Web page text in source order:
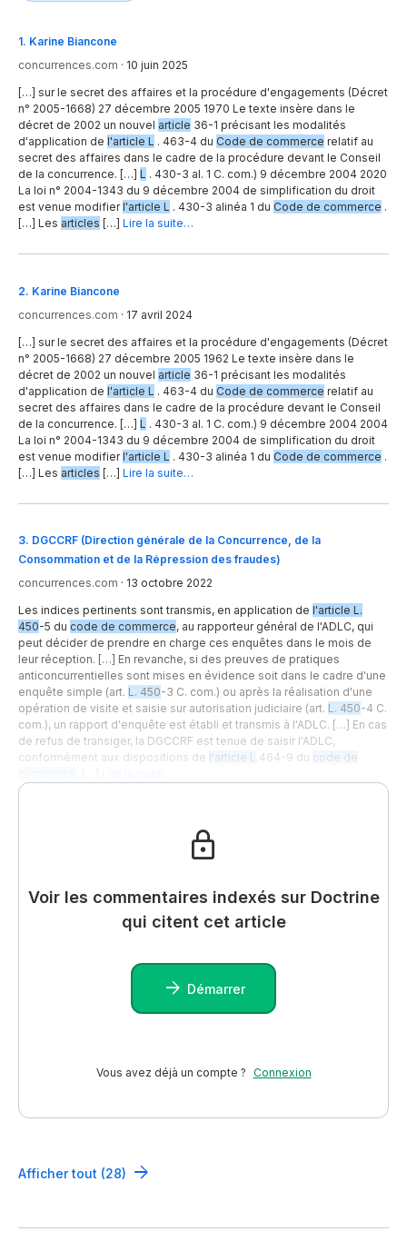
1. Karine Biancone
concurrences.com · 10 juin 2025
[…] sur le secret des affaires et la procédure d'engagements (Décret
n° 2005-1668) 27 décembre 2005 1970 Le texte insère dans le
décret de 2002 un nouvel article 36-1 précisant les modalités
d'application de l'article L . 463-4 du Code de commerce relatif au
secret des affaires dans le cadre de la procédure devant le Conseil
de la concurrence. […] L . 430-3 al. 1 C. com.) 9 décembre 2004 2020
La loi n° 2004-1343 du 9 décembre 2004 de simplification du droit
est venue modifierl'article L . 430-3 alinéa 1 du Code de commerce .
[…] Les articles […] Lire la suite…
2. Karine Biancone
concurrences.com · 17 avril 2024
[…] sur le secret des affaires et la procédure d'engagements (Décret
n° 2005-1668) 27 décembre 2005 1962 Le texte insère dans le
décret de 2002 un nouvel article 36-1 précisant les modalités
d'application de l'article L . 463-4 du Code de commerce relatif au
secret des affaires dans le cadre de la procédure devant le Conseil
de la concurrence. […] L . 430-3 al. 1 C. com.) 9 décembre 2004 2004
La loi n° 2004-1343 du 9 décembre 2004 de simplification du droit
est venue modifierl'article L . 430-3 alinéa 1 du Code de commerce .
[…] Les articles […] Lire la suite…
3. DGCCRF (Direction générale de la Concurrence, de la
Consommation et de la Répression des fraudes)
concurrences.com · 13 octobre 2022
Les indices pertinents sont transmis, en application de l'article L.
450-5 du code de commerce, au rapporteur général de l'ADLC, qui
peut décider de prendre en charge ces enquêtes dans le mois de
leur réception. […] En revanche, si des preuves de pratiques
anticoncurrentielles sont mises en évidence soit dans le cadre d'une
enquête simple (art. L. 450-3 C. com.) ou après la réalisation d'une
opération de visite et saisie sur autorisation judiciaire (art. L. 450-4 C.
com.), un rapport d'enquête est établi et transmis à l'ADLC. […] En cas
de refus de transiger, la DGCCRF est tenue de saisir l'ADLC,
conformément aux dispositions de l'article L .464-9 du code de
Voir les commentaires indexés sur Doctrine
qui citent cet article
Démarrer
Vous avez déjà un compte ? Connexion
Afficher tout (28)